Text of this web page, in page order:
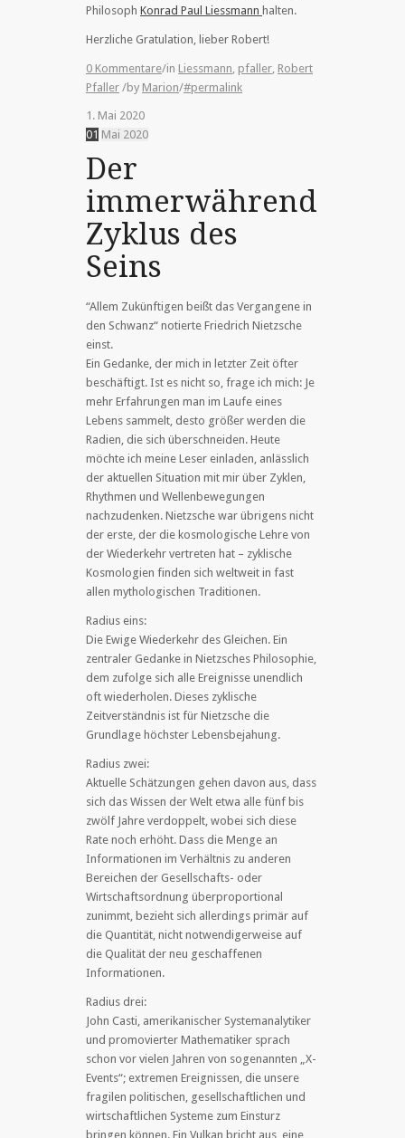
Philosoph Konrad Paul Liessmann halten.
Herzliche Gratulation, lieber Robert!
0 Kommentare/in Liessmann, pfaller, Robert
Pfaller /by Marion/#permalink
1. Mai 2020
01 Mai 2020
Der
immerwährende
Zyklus des
Seins
“Allem Zukünftigen beißt das Vergangene in
den Schwanz“ notierte Friedrich Nietzsche
einst.
Ein Gedanke, der mich in letzter Zeit öfter
beschäftigt. Ist es nicht so, frage ich mich: Je
mehr Erfahrungen man im Laufe eines
Lebens sammelt, desto größer werden die
Radien, die sich überschneiden. Heute
möchte ich meine Leser einladen, anlässlich
der aktuellen Situation mit mir über Zyklen,
Rhythmen und Wellenbewegungen
nachzudenken. Nietzsche war übrigens nicht
der erste, der die kosmologische Lehre von
der Wiederkehr vertreten hat – zyklische
Kosmologien finden sich weltweit in fast
allen mythologischen Traditionen.
Radius eins:
Die Ewige Wiederkehr des Gleichen. Ein
zentraler Gedanke in Nietzsches Philosophie,
dem zufolge sich alle Ereignisse unendlich
oft wiederholen. Dieses zyklische
Zeitverständnis ist für Nietzsche die
Grundlage höchster Lebensbejahung.
Radius zwei:
Aktuelle Schätzungen gehen davon aus, dass
sich das Wissen der Welt etwa alle fünf bis
zwölf Jahre verdoppelt, wobei sich diese
Rate noch erhöht. Dass die Menge an
Informationen im Verhältnis zu anderen
Bereichen der Gesellschafts- oder
Wirtschaftsordnung überproportional
zunimmt, bezieht sich allerdings primär auf
die Quantität, nicht notwendigerweise auf
die Qualität der neu geschaffenen
Informationen.
Radius drei:
John Casti, amerikanischer Systemanalytiker
und promovierter Mathematiker sprach
schon vor vielen Jahren von sogenannten „X-
Events“; extremen Ereignissen, die unsere
fragilen politischen, gesellschaftlichen und
wirtschaftlichen Systeme zum Einsturz
bringen können. Ein Vulkan bricht aus, eine